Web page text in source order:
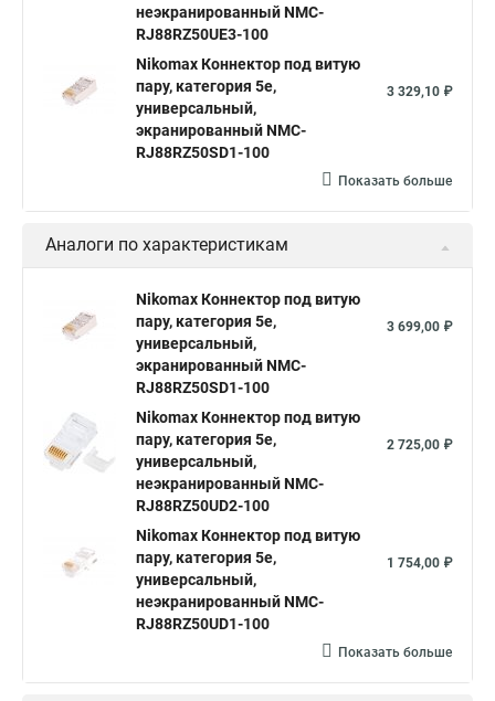
неэкранированный NMC-
RJ88RZ50UE3-100
Nikomax Коннектор под витую
пару, категория 5е,
универсальный,
экранированный NMC-
RJ88RZ50SD1-100
3 329,10 ₽
Показать больше
Аналоги по характеристикам
Nikomax Коннектор под витую
пару, категория 5е,
универсальный,
экранированный NMC-
RJ88RZ50SD1-100
3 699,00 ₽
Nikomax Коннектор под витую
пару, категория 5е,
универсальный,
неэкранированный NMC-
RJ88RZ50UD2-100
2 725,00 ₽
Nikomax Коннектор под витую
пару, категория 5е,
универсальный,
неэкранированный NMC-
RJ88RZ50UD1-100
1 754,00 ₽
Показать больше